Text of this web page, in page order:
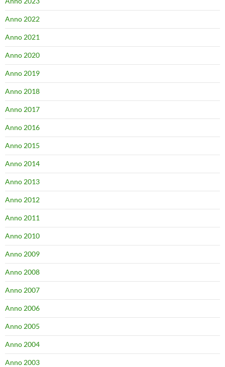
Anno 2022
Anno 2021
Anno 2020
Anno 2019
Anno 2018
Anno 2017
Anno 2016
Anno 2015
Anno 2014
Anno 2013
Anno 2012
Anno 2011
Anno 2010
Anno 2009
Anno 2008
Anno 2007
Anno 2006
Anno 2005
Anno 2004
Anno 2003